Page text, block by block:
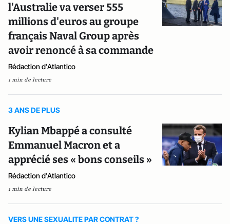
l'Australie va verser 555
millions d'euros au groupe
français Naval Group après
avoir renoncé à sa commande
Rédaction d'Atlantico
1 min de lecture
3 ANS DE PLUS
Kylian Mbappé a consulté
Emmanuel Macron et a
apprécié ses « bons conseils »
Rédaction d'Atlantico
1 min de lecture
VERS UNE SEXUALITE PAR CONTRAT ?